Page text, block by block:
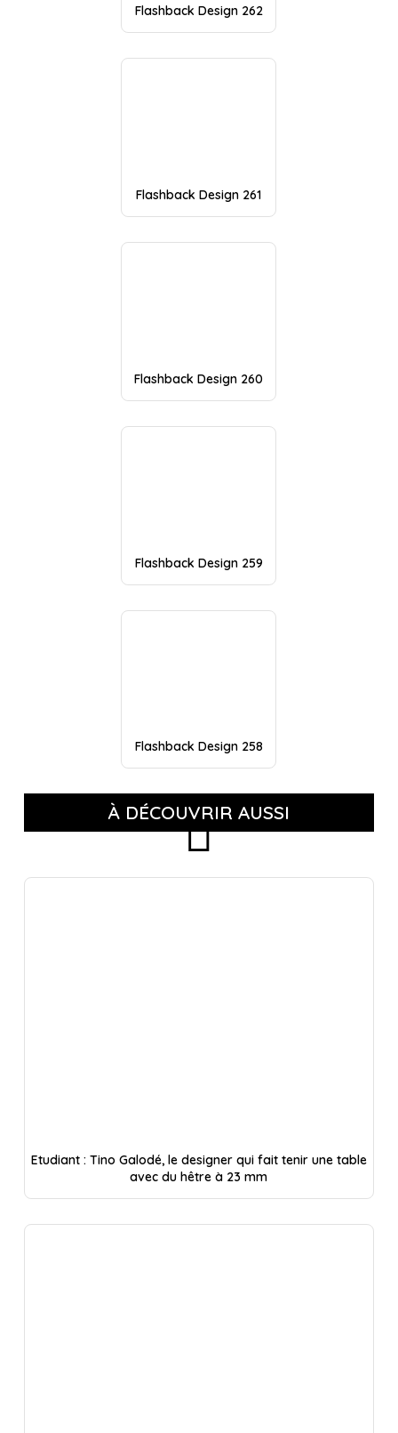
Flashback Design 262
Flashback Design 261
Flashback Design 260
Flashback Design 259
Flashback Design 258
À DÉCOUVRIR AUSSI
Etudiant : Tino Galodé, le designer qui fait tenir une table
avec du hêtre à 23 mm